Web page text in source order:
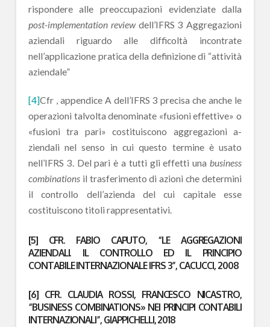
rispondere alle preoccupazioni evidenziate dalla
post-implementation reviewdell’IFRS 3 Aggregazioni
aziendali riguardo alle difficoltà incontrate
nell’applicazione pratica della definizione di “attività
aziendale”
[4]Cfr , appendice A dell’IFRS 3 precisa che anche le
operazioni talvolta denominate «fusioni effettive» o
«fusioni tra pari» costituiscono aggregazioni a­
ziendali nel senso in cui questo termine è usato
nell’IFRS 3. Del pari è a tutti gli effetti unabusiness
combinationsil trasferimento di azioni che determini
il controllo dell’azienda del cui capitale esse
costituiscono titoli rappresentativi.
[5]CFR. FABIO CAPUTO, “LE AGGREGAZIONI
AZIENDALI. IL CONTROLLO ED IL PRINCIPIO
CONTABILE INTERNAZIONALE IFRS 3”, CACUCCI, 2008
[6]CFR. CLAUDIA ROSSI, FRANCESCO NICASTRO,
“BUSINESS COMBINATIONS» NEI PRINCIPI CONTABILI
INTERNAZIONALI”, GIAPPICHELLI, 2018